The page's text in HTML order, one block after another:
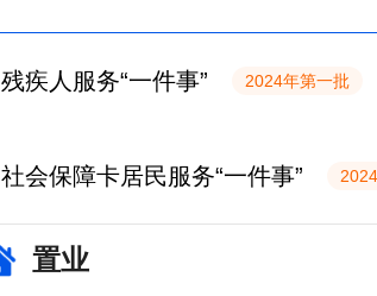
残疾人服务“一件事” 2024年第一批
社会保障卡居民服务“一件事”
置业